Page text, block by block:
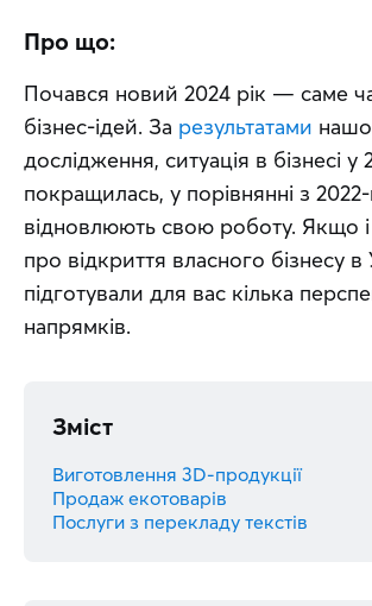
Про що:
Почався новий 2024 рік — саме
бізнес-ідей. За результатами
дослідження, ситуація в бізнесі у
покращилась, у порівнянні з
відновлюють свою роботу. Якщо
про відкриття власного бізнесу в
підготували для вас кілька
напрямків.
Зміст
Виготовлення 3D-продукції
Продаж екотоварів
Послуги з перекладу текстів